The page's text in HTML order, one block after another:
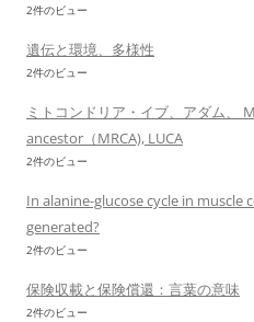
2件のビュー
遺伝と環境、多様性
2件のビュー
ミトコンドリア・イブ、アダム、
ancestor（MRCA), LUCA
2件のビュー
In alanine-glucose cycle in muscle
generated?
2件のビュー
保険収載と保険償還：言葉の意味
2件のビュー